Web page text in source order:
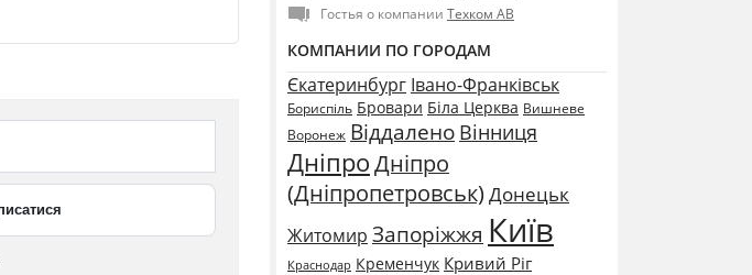
Гостья о компании Техком АВ
КОМПАНИИ ПО ГОРОДАМ
Єкатеринбург Івано-Франківськ
Бориспіль Бровари Біла Церква Вишневе
Воронеж Віддалено Вінниця
ДніпроДніпро
(Дніпропетровськ) Донецьк
Житомир Запоріжжя Київ
Краснодар Кременчук Кривий Ріг